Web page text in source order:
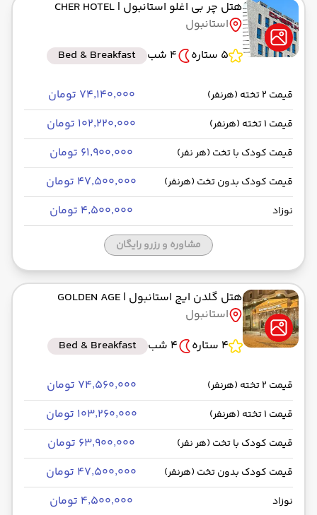
هتل چر بی اغلو استانبول | CHER HOTEL
استانبول
5 ستاره
4 شب Bed & Breakfast
قیمت 2 تخته (هرنفر) ۷۴٬۱۴۰٬۰۰۰ تومان
قیمت 1 تخته (هرنفر) ۱۰۲٬۲۲۰٬۰۰۰ تومان
قیمت کودک با تخت (هر نفر) ۶۱٬۹۰۰٬۰۰۰ تومان
قیمت کودک بدون تخت (هرنفر) ۴۷٬۵۰۰٬۰۰۰ تومان
نوزاد ۴٬۵۰۰٬۰۰۰ تومان
مشاوره و رزرو رایگان
هتل گلدن ایج استانبول | GOLDEN AGE
استانبول
4 ستاره
4 شب Bed & Breakfast
قیمت 2 تخته (هرنفر) ۷۴٬۵۶۰٬۰۰۰ تومان
قیمت 1 تخته (هرنفر) ۱۰۳٬۲۶۰٬۰۰۰ تومان
قیمت کودک با تخت (هر نفر) ۶۳٬۹۰۰٬۰۰۰ تومان
قیمت کودک بدون تخت (هرنفر) ۴۷٬۵۰۰٬۰۰۰ تومان
نوزاد ۴٬۵۰۰٬۰۰۰ تومان